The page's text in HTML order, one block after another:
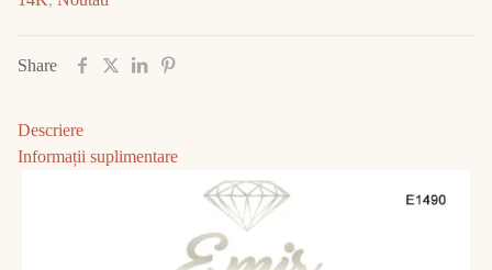
Share
Descriere
Informații suplimentare